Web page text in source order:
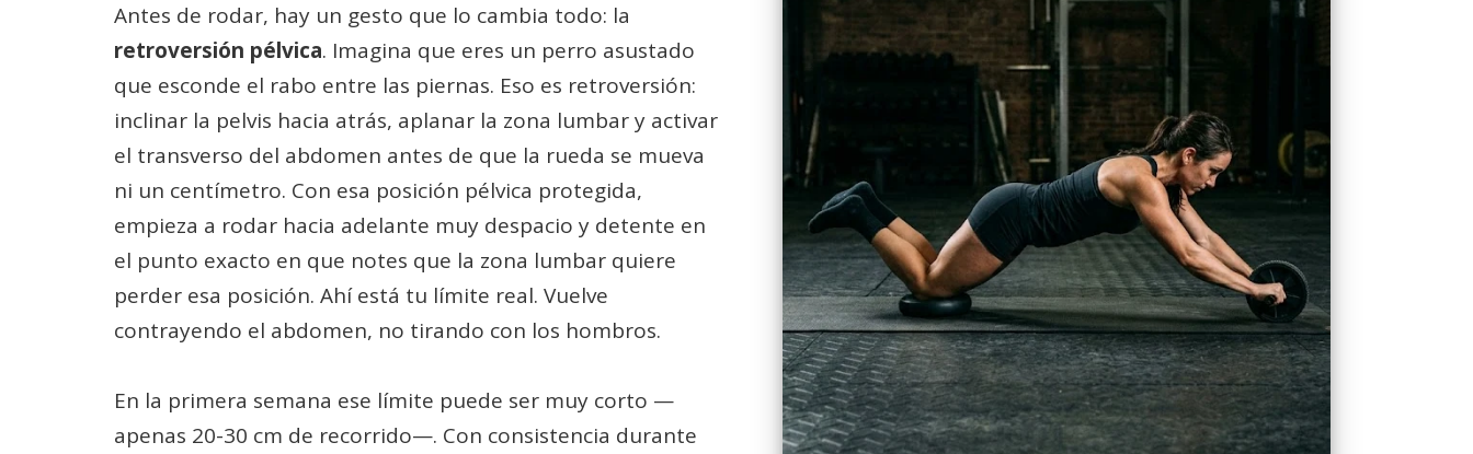
Antes de rodar, hay un gesto que lo cambia todo: la
retroversión pélvica. Imagina que eres un perro asustado
que esconde el rabo entre las piernas. Eso es retroversión:
inclinar la pelvis hacia atrás, aplanar la zona lumbar y activar
el transverso del abdomen antes de que la rueda se mueva
ni un centímetro. Con esa posición pélvica protegida,
empieza a rodar hacia adelante muy despacio y detente en
el punto exacto en que notes que la zona lumbar quiere
perder esa posición. Ahí está tu límite real. Vuelve
contrayendo el abdomen, no tirando con los hombros.
En la primera semana ese límite puede ser muy corto —
apenas 20-30 cm de recorrido—. Con consistencia durante